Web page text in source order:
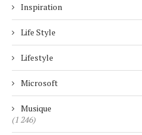
Inspiration
Life Style
Lifestyle
Microsoft
Musique
(1 246)